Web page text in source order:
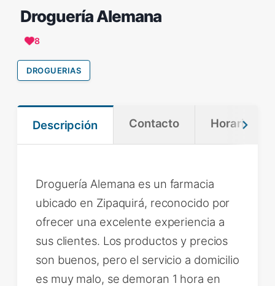
Droguería Alemana
8
DROGUERIAS
Descripción Contacto Horario
Droguería Alemana es un farmacia
ubicado en Zipaquirá, reconocido por
ofrecer una excelente experiencia a
sus clientes. Los productos y precios
son buenos, pero el servicio a domicilio
es muy malo, se demoran 1 hora en